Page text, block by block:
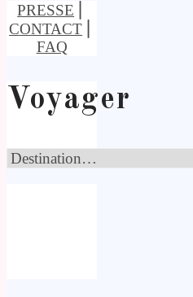
PRESSE
CONTACT
FAQ
Voyager